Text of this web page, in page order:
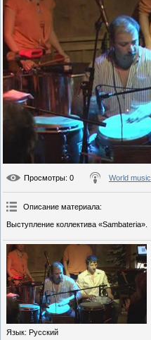
Просмотры: 0 World music
Описание материала:
Выступление коллектива «Sambateria».
Язык: Русский